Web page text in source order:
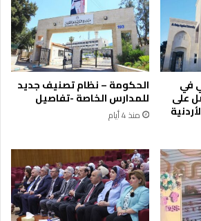
في
على
الحكومة – نظام تصنيف جديد
للمدارس الخاصة -تفاصيل
منذ 4 أيام